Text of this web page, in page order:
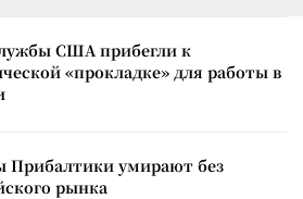
США прибегли к
«прокладке» для работы в
Прибалтики умирают без
рынка